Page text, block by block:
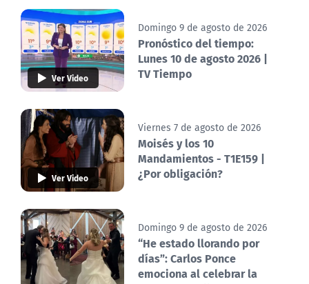
Ver Video
Domingo 9 de agosto de 2026
Pronóstico del tiempo:
Lunes 10 de agosto 2026 |
TV Tiempo
Ver Video
Viernes 7 de agosto de 2026
Moisés y los 10
Mandamientos - T1E159 |
¿Por obligación?
Domingo 9 de agosto de 2026
“He estado llorando por
días”: Carlos Ponce
emociona al celebrar la